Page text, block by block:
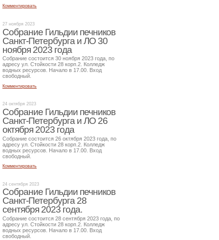
Комментировать
27 ноября 2023
Собрание Гильдии печников
Санкт-Петербурга и ЛО 30
ноября 2023 года
Собрание состоится 30 ноября 2023 года, по
адресу ул. Стойкости 28 корп.2. Колледж
водных ресурсов. Начало в 17.00. Вход
свободный.
Комментировать
24 октября 2023
Собрание Гильдии печников
Санкт-Петербурга и ЛО 26
октября 2023 года
Собрание состоится 26 октября 2023 года, по
адресу ул. Стойкости 28 корп.2. Колледж
водных ресурсов. Начало в 17.00. Вход
свободный.
Комментировать
24 сентября 2023
Собрание Гильдии печников
Санкт-Петербурга 28
сентября 2023 года.
Собрание состоится 28 сентября 2023 года, по
адресу ул. Стойкости 28 корп.2. Колледж
водных ресурсов. Начало в 17.00. Вход
свободный.